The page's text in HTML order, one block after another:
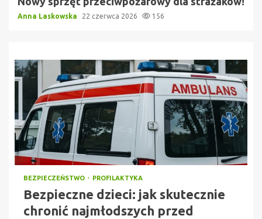
Anna Laskowska 22 czerwca 2026 156
BEZPIECZEŃSTWO PROFILAKTYKA
Bezpieczne dzieci: jak skutecznie
chronić najmłodszych przed